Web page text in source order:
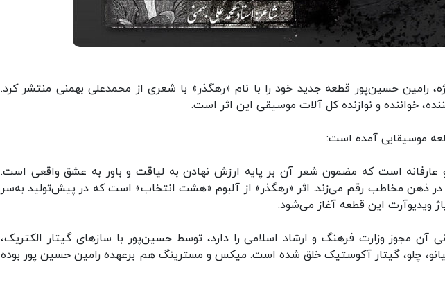
رامین حسین‌پور قطعه جدید خود را با نام «رهگذر» با شعری از محمدعلی بهمنی منتشر کرد.
خواننده و نوازنده کل آلات موسیقی این اثر است.
موسیقایی آمده است:
عارفانه است که مضمون شعر آن بر پایه ارزش نهادن به لیاقت و باور به عشق واقعی است.
در ذهن مخاطب رقم می‌زند. اثر «رهگذر» از آلبوم «هشت انتخاب» است که در پیش‌تولید به‌سر
ویدیوآرت این قطعه آغاز می‌شود.
مجوز وزارت فرهنگ و ارشاد اسلامی را دارد، توسط حسین‌پور با سازهای گیتار الکتریک،
پیانو، چلو، گیتار آکوستیک خلق شده است. میکس و مسترینگ هم برعهده رامین حسین پور بوده